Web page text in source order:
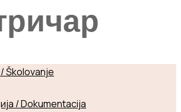
Školovanje
/ Dokumentacija